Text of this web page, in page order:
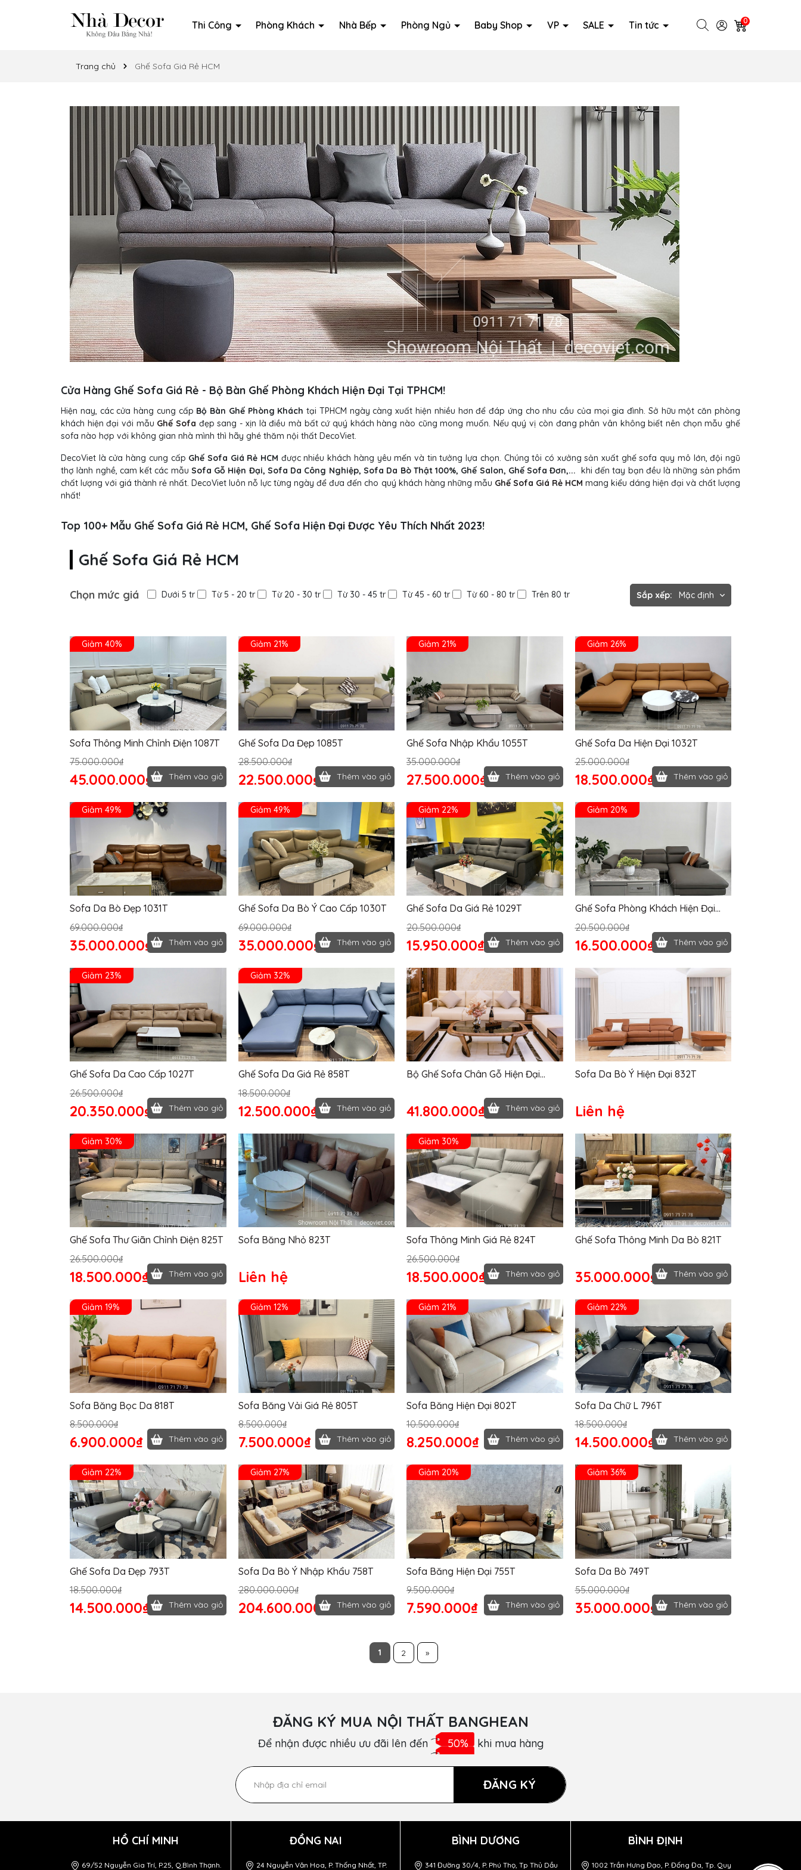
Thi Công Phòng Khách Nhà Bếp Phòng Ngủ Baby Shop VP SALE Tin tức 0
Trang chủ Ghế Sofa Giá Rẻ HCM
Cửa Hàng Ghế Sofa Giá Rẻ - Bộ Bàn Ghế Phòng Khách Hiện Đại Tại TPHCM!
Hiện nay, các cửa hàng cung cấp Bộ Bàn Ghế Phòng Khách tại TPHCM ngày càng xuất hiện nhiều hơn để đáp ứng cho nhu cầu của mọi gia đình. Sở hữu một căn phòng
khách hiện đại với mẫu Ghế Sofa đẹp sang - xịn là điều mà bất cứ quý khách hàng nào cũng mong muốn. Nếu quý vị còn đang phân vân không biết nên chọn mẫu ghế
sofa nào hợp với không gian nhà mình thì hãy ghé thăm nội thất DecoViet.
DecoViet là cửa hàng cung cấp Ghế Sofa Giá Rẻ HCM được nhiều khách hàng yêu mến và tin tưởng lựa chọn. Chúng tôi có xưởng sản xuất ghế sofa quy mô lớn, đội ngũ
thợ lành nghề, cam kết các mẫu Sofa Gỗ Hiện Đại, Sofa Da Công Nghiệp, Sofa Da Bò Thật 100%, Ghế Salon, Ghế Sofa Đơn,... khi đến tay bạn đều là những sản phẩm
chất lượng với giá thành rẻ nhất.DecoViet luôn nỗ lực từng ngày để đưa đến cho quý khách hàng những mẫu Ghế Sofa Giá Rẻ HCM mang kiểu dáng hiện đại và chất lượng
nhất!
Top 100+ Mẫu Ghế Sofa Giá Rẻ HCM, Ghế Sofa Hiện Đại Được Yêu Thích Nhất 2023!
Ghế Sofa Giá Rẻ HCM
Chọn mức giá Dưới 5 tr Từ 5 - 20 tr Từ 20 - 30 tr Từ 30 - 45 tr Từ 45 - 60 tr Từ 60 - 80 tr Trên 80 tr Sắp xếp: Mặc định
Giảm 40%
Sofa Thông Minh Chỉnh Điện 1087T
75.000.000₫
45.000.000₫ Thêm vào giỏ
Giảm 21%
Ghế Sofa Da Đẹp 1085T
28.500.000₫
22.500.000₫ Thêm vào giỏ
Giảm 21%
Ghế Sofa Nhập Khẩu 1055T
35.000.000₫
27.500.000₫ Thêm vào giỏ
Giảm 26%
Ghế Sofa Da Hiện Đại 1032T
25.000.000₫
18.500.000₫ Thêm vào giỏ
Giảm 49%
Sofa Da Bò Đẹp 1031T
69.000.000₫
35.000.000₫ Thêm vào giỏ
Giảm 49%
Ghế Sofa Da Bò Ý Cao Cấp 1030T
69.000.000₫
35.000.000₫ Thêm vào giỏ
Giảm 22%
Ghế Sofa Da Giá Rẻ 1029T
20.500.000₫
15.950.000₫ Thêm vào giỏ
Giảm 20%
Ghế Sofa Phòng Khách Hiện Đại
1028T
20.500.000₫
16.500.000₫ Thêm vào giỏ
Giảm 23%
Ghế Sofa Da Cao Cấp 1027T
26.500.000₫
20.350.000₫ Thêm vào giỏ
Giảm 32%
Ghế Sofa Da Giá Rẻ 858T
18.500.000₫
12.500.000₫ Thêm vào giỏ
Bộ Ghế Sofa Chân Gỗ Hiện Đại
41.800.000₫ Thêm vào giỏ
Sofa Da Bò Ý Hiện Đại 832T
Liên hệ
Giảm 30%
Ghế Sofa Thư Giãn Chỉnh Điện 825T
26.500.000₫
18.500.000₫ Thêm vào giỏ
Sofa Băng Nhỏ 823T
Liên hệ
Giảm 30%
Sofa Thông Minh Giá Rẻ 824T
26.500.000₫
18.500.000₫ Thêm vào giỏ
Ghế Sofa Thông Minh Da Bò 821T
35.000.000₫ Thêm vào giỏ
Giảm 19%
Sofa Băng Bọc Da 818T
8.500.000₫
6.900.000₫ Thêm vào giỏ
Giảm 12%
Sofa Băng Vải Giá Rẻ 805T
8.500.000₫
7.500.000₫ Thêm vào giỏ
Giảm 21%
Sofa Băng Hiện Đại 802T
10.500.000₫
8.250.000₫ Thêm vào giỏ
Giảm 22%
Sofa Da Chữ L 796T
18.500.000₫
14.500.000₫ Thêm vào giỏ
Giảm 22%
Ghế Sofa Da Đẹp 793T
18.500.000₫
14.500.000₫ Thêm vào giỏ
Giảm 27%
Sofa Da Bò Ý Nhập Khẩu 758T
280.000.000₫
204.600.000₫ Thêm vào giỏ
Giảm 20%
Sofa Băng Hiện Đại 755T
9.500.000₫
7.590.000₫ Thêm vào giỏ
Giảm 36%
Sofa Da Bò 749T
55.000.000₫
35.000.000₫ Thêm vào giỏ
1 2 »
ĐĂNG KÝ MUA NỘI THẤT BANGHEAN
Để nhận được nhiều ưu đãi lên đến 50% khi mua hàng
ĐĂNG KÝ
HỒ CHÍ MINH
69/52 Nguyễn Gia Trí, P.25, Q.Bình Thạnh.
ĐỒNG NAI
24 Nguyễn Văn Hoa, P. Thống Nhất, TP.
BÌNH DƯƠNG
341 Đường 30/4, P. Phú Thọ, Tp Thủ Dầu
BÌNH ĐỊNH
1002 Trần Hưng Đạo, P. Đống Đa, Tp. Quy